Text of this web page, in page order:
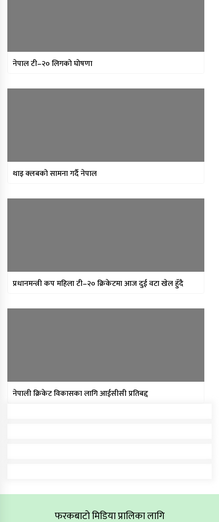
नेपाल टी–२० लिगको घोषणा
थाइ क्लबको सामना गर्दै नेपाल
प्रधानमन्त्री कप महिला टी–२० क्रिकेटमा आज दुई वटा खेल हुँदै
नेपाली क्रिकेट विकासका लागि आईसीसी प्रतिबद्द
फरकबाटो मिडिया प्रालिका लागि